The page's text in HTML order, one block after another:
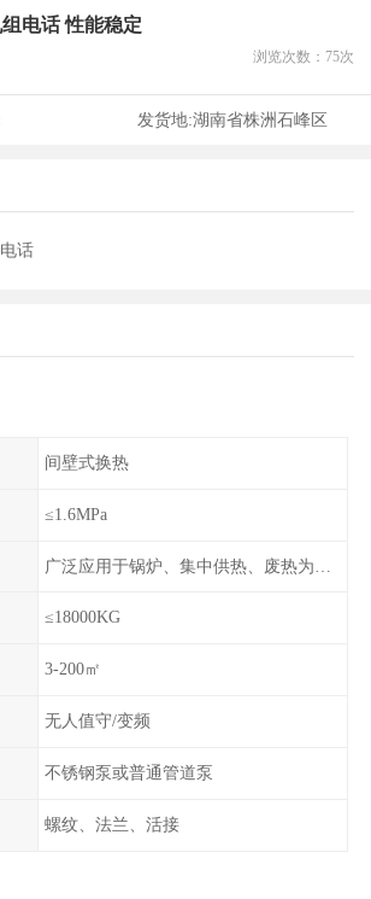
电话 性能稳定
浏览次数： 75次
发货地:湖南省株洲石峰区
话
间壁式换热
≤1.6MPa
≤18000KG
3-200㎡
无人值守/变频
不锈钢泵或普通管道泵
螺纹、法兰、活接